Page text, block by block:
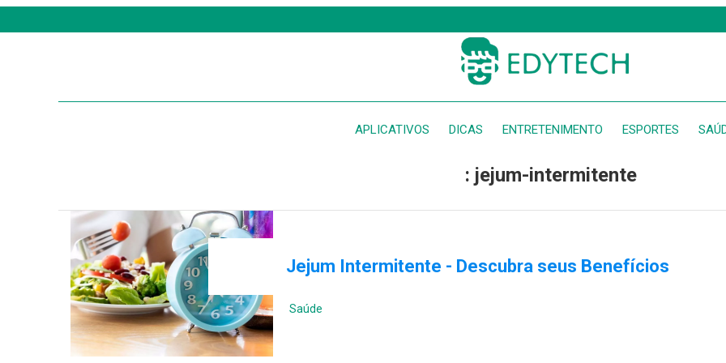
APLICATIVOS DICAS ENTRETENIMENTO ESPORTES
: jejum-intermitente
Jejum Intermitente - Descubra seus Benefícios
Saúde